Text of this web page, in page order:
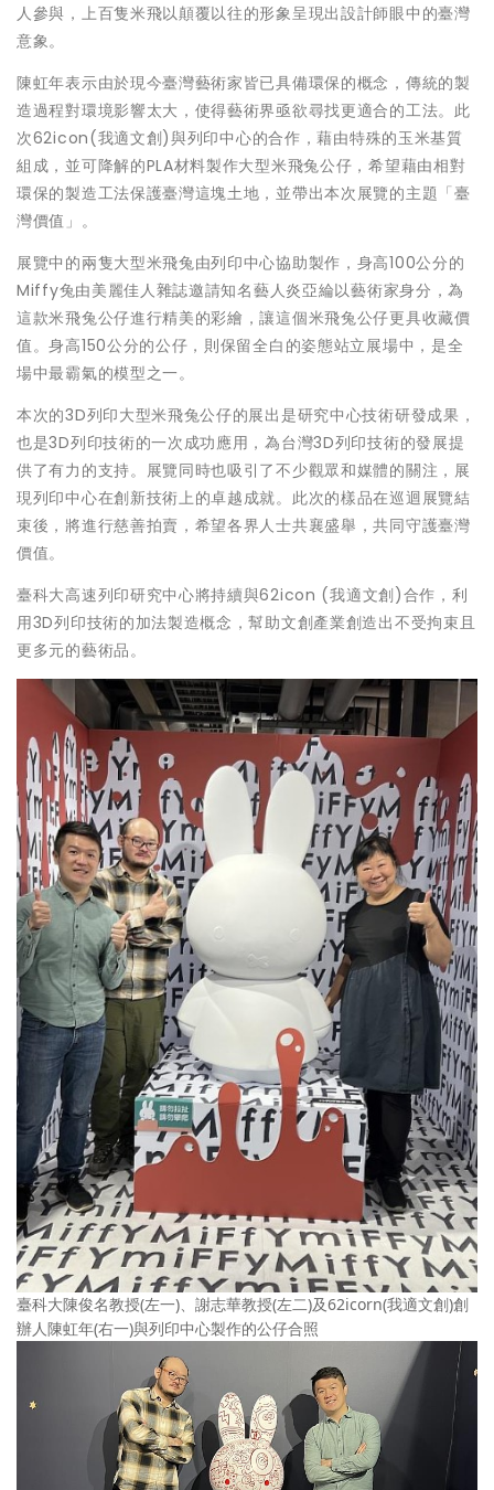
人參與，上百隻米飛以顛覆以往的形象呈現出設計師眼中的臺灣
意象。
陳虹年表示由於現今臺灣藝術家皆已具備環保的概念，傳統的製
造過程對環境影響太大，使得藝術界亟欲尋找更適合的工法。此
次62icon(我適文創)與列印中心的合作，藉由特殊的玉米基質
組成，並可降解的PLA材料製作大型米飛兔公仔，希望藉由相對
環保的製造工法保護臺灣這塊土地，並帶出本次展覽的主題「臺
灣價值」。
展覽中的兩隻大型米飛兔由列印中心協助製作，身高100公分的
Miffy兔由美麗佳人雜誌邀請知名藝人炎亞綸以藝術家身分，為
這款米飛兔公仔進行精美的彩繪，讓這個米飛兔公仔更具收藏價
值。身高150公分的公仔，則保留全白的姿態站立展場中，是全
場中最霸氣的模型之一。
本次的3D列印大型米飛兔公仔的展出是研究中心技術研發成果，
也是3D列印技術的一次成功應用，為台灣3D列印技術的發展提
供了有力的支持。展覽同時也吸引了不少觀眾和媒體的關注，展
現列印中心在創新技術上的卓越成就。此次的樣品在巡迴展覽結
束後，將進行慈善拍賣，希望各界人士共襄盛舉，共同守護臺灣
價值。
臺科大高速列印研究中心將持續與62icon (我適文創)合作，利
用3D列印技術的加法製造概念，幫助文創產業創造出不受拘束且
更多元的藝術品。
臺科大陳俊名教授(左一)、謝志華教授(左二)及62icorn(我適文創)創
辦人陳虹年(右一)與列印中心製作的公仔合照